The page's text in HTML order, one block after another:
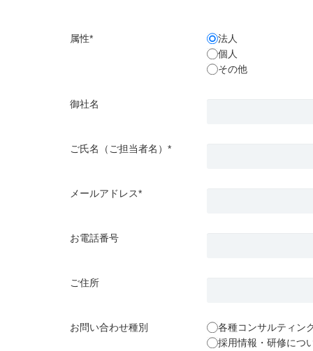
属性*
法人
個人
その他
御社名
ご氏名（ご担当者名）*
メールアドレス*
お電話番号
ご住所
お問い合わせ種別
各種コンサルティン
採用情報・研修につ